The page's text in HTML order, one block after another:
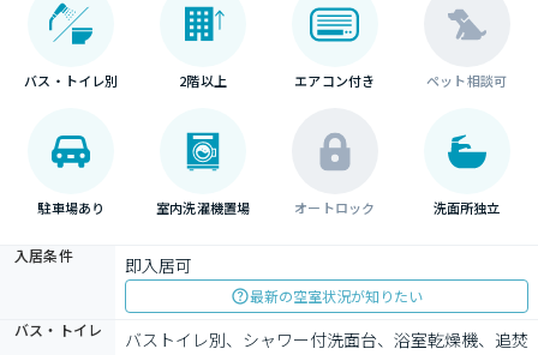
バス・トイレ別 2階以上 エアコン付き ペット相談可
駐車場あり 室内洗濯機置場 オートロック 洗面所独立
入居条件 即入居可
最新の空室状況が知りたい
バス・トイレ
バストイレ別、シャワー付洗面台、浴室乾燥機、追焚